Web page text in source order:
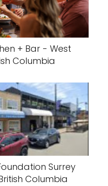
+ Bar - West
Columbia
Surrey
Columbia